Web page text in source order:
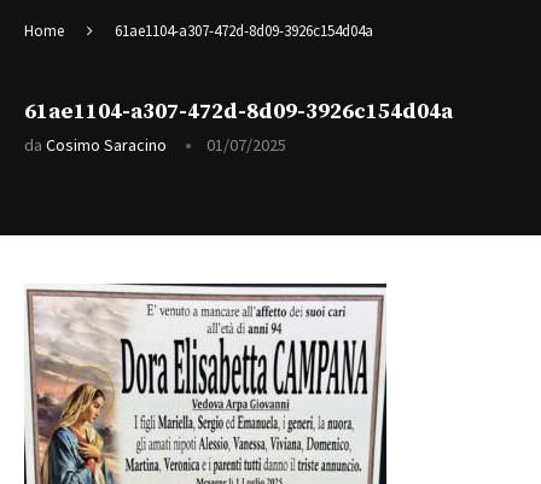
Home 61ae1104-a307-472d-8d09-3926c154d04a
61ae1104-a307-472d-8d09-3926c154d04a
da Cosimo Saracino 01/07/2025